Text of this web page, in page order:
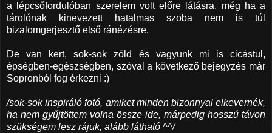
a lépcsőfordulóban szerelem volt előre látásra, még ha a
tárolónak kinevezett hatalmas szoba nem is túl
bizalomgerjesztő első ránézésre.
De van kert, sok-sok zöld és vagyunk mi is cicástul,
épségben-egészségben, szóval a következő bejegyzés már
Sopronból fog érkezni :)
/sok-sok inspiráló fotó, amiket minden bizonnyal elkevernék,
ha nem gyűjtöttem volna össze ide, márpedig hosszú távon
szükségem lesz rájuk, alább látható ^^/